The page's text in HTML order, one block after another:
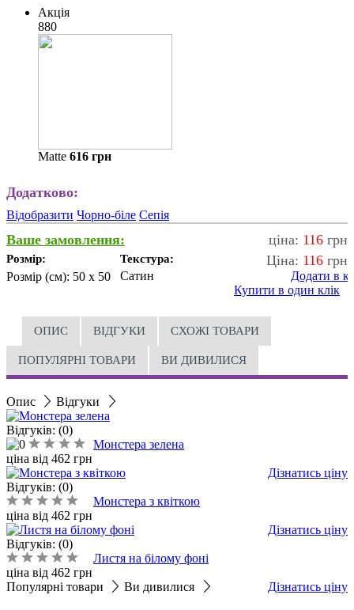
Акція
880
Matte 616 грн
Додатково:
Відобразити Чорно-біле Сепія
Ваше замовлення: ціна: 116 грн
Розмір:
Розмір (см): 50 x 50
Текстура:
Сатин
Ціна: 116 грн
Додати в
Купити в один клік
ОПИС ВІДГУКИ СХОЖІ ТОВАРИ
ПОПУЛЯРНІ ТОВАРИ ВИ ДИВИЛИСЯ
Опис Відгуки
Відгуків: (0)
Монстера зелена
ціна від 462 грн
Дізнатись ціну
Відгуків: (0)
Монстера з квіткою
ціна від 462 грн
Дізнатись ціну
Відгуків: (0)
Листя на білому фоні
ціна від 462 грн
Дізнатись ціну
Популярні товари Ви дивилися